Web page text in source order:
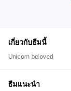
เกี่ยวกับธีมนี้
Unicorn beloved
ธีมแนะนำ